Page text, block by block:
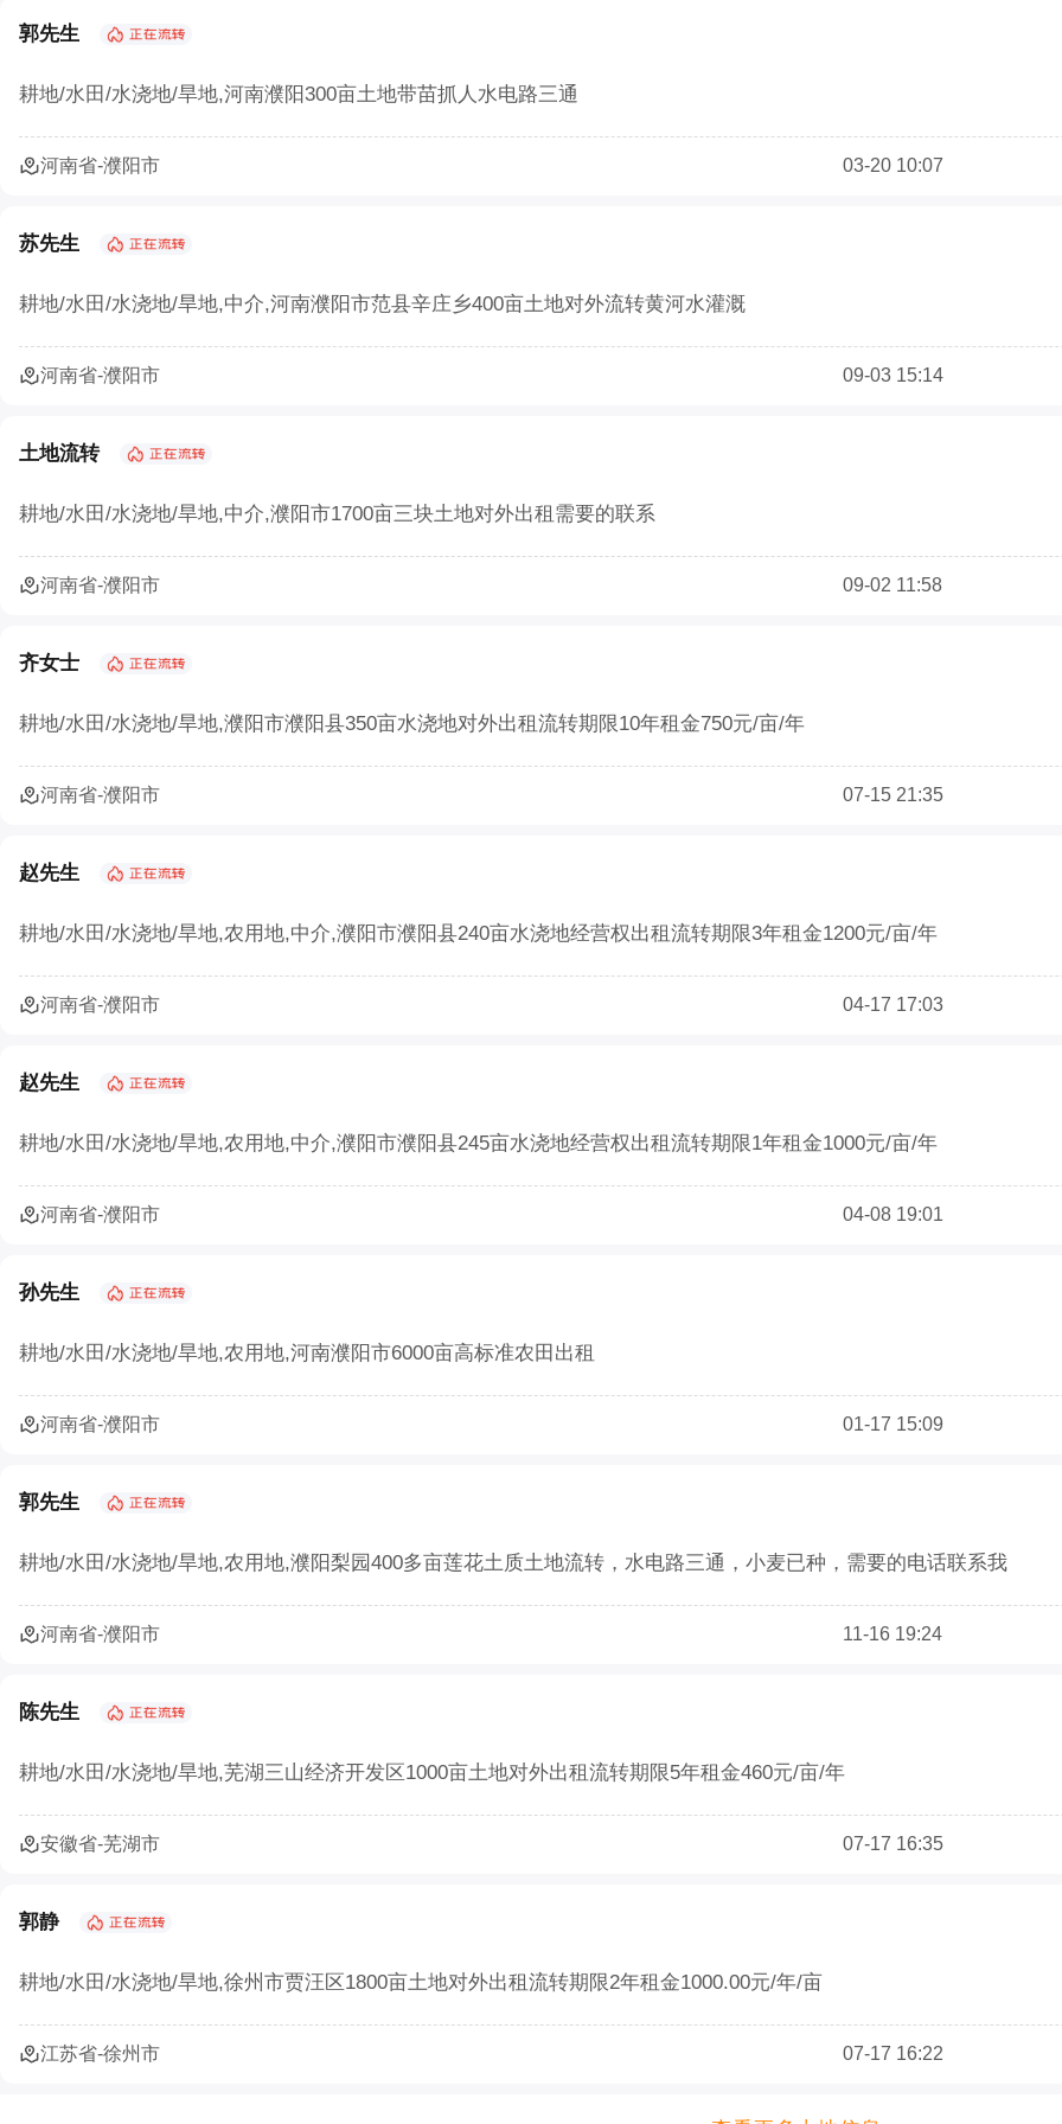
确保承包地经营权流转价格合理
土地流转怎样实施才能实现效益最大化？
北京市农村土地经营权流转价格模型正式发布
宁夏二轮土地延包1634万余亩承包农户涉及100万余户
郭先生
耕地/水田/水浇地/旱地,河南濮阳300亩土地带苗抓人水电路三通
河南省-濮阳市 03-20 10:07
苏先生
耕地/水田/水浇地/旱地,中介,河南濮阳市范县辛庄乡400亩土地对外流转黄河水灌溉
河南省-濮阳市 09-03 15:14
土地流转
耕地/水田/水浇地/旱地,中介,濮阳市1700亩三块土地对外出租需要的联系
河南省-濮阳市 09-02 11:58
齐女士
耕地/水田/水浇地/旱地,濮阳市濮阳县350亩水浇地对外出租流转期限10年租金750元/亩/年
河南省-濮阳市 07-15 21:35
赵先生
耕地/水田/水浇地/旱地,农用地,中介,濮阳市濮阳县240亩水浇地经营权出租流转期限3年租金1200元/亩/年
河南省-濮阳市 04-17 17:03
赵先生
耕地/水田/水浇地/旱地,农用地,中介,濮阳市濮阳县245亩水浇地经营权出租流转期限1年租金1000元/亩/年
河南省-濮阳市 04-08 19:01
孙先生
耕地/水田/水浇地/旱地,农用地,河南濮阳市6000亩高标准农田出租
河南省-濮阳市 01-17 15:09
郭先生
耕地/水田/水浇地/旱地,农用地,濮阳梨园400多亩莲花土质土地流转，水电路三通，小麦已种，需要的电话联系我
河南省-濮阳市 11-16 19:24
陈先生
耕地/水田/水浇地/旱地,芜湖三山经济开发区1000亩土地对外出租流转期限5年租金460元/亩/年
安徽省-芜湖市 07-17 16:35
郭静
耕地/水田/水浇地/旱地,徐州市贾汪区1800亩土地对外出租流转期限2年租金1000.00元/年/亩
江苏省-徐州市 07-17 16:22